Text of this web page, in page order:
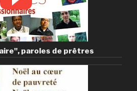
paroles de prêtres